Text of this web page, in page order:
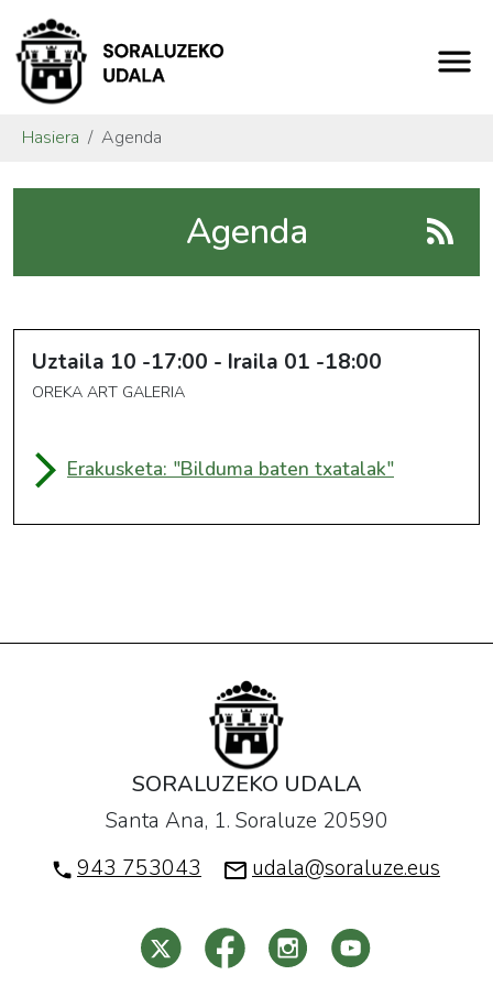
Hasiera Agenda
Agenda
Uztaila 10 17:00 - Iraila 01 18:00
OREKA ART GALERIA
Erakusketa: "Bilduma baten txatalak"
SORALUZEKO UDALA
Santa Ana, 1. Soraluze 20590
943 753043
udala@soraluze.eus